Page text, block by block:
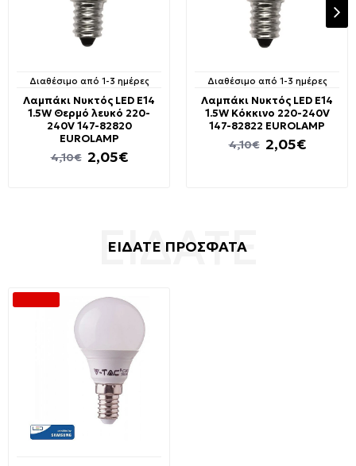
Διαθέσιμο από 1-3 ημέρες
Λαμπάκι Νυκτός LED E14
1.5W Θερμό λευκό 220-
240V 147-82820
EUROLAMP
2,05€
4,10€
Διαθέσιμο από 1-3 ημέρες
Λαμπάκι Νυκτός LED E14
1.5W Κόκκινο 220-240V
147-82822 EUROLAMP
2,05€
4,10€
ΕΙΔΑΤΕ ΠΡΟΣΦΑΤΑ